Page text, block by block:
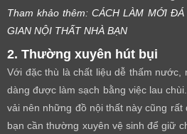
Tham khảo thêm: CÁCH LÀM MỚI ĐÁ
GIAN NỘI THẤT NHÀ BẠN
2. Thường xuyên hút bụi
Với đặc thù là chất liệu dễ thấm nước,
dàng được làm sạch bằng việc lau
vải nên những đồ nội thất này cũng rất
bạn cần thường xuyên vệ sinh để giữ